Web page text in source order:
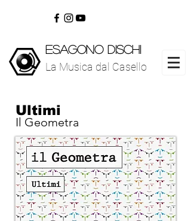
La Musica dal Casello
ESAGONO DISCHI
Ultimi
Il Geometra